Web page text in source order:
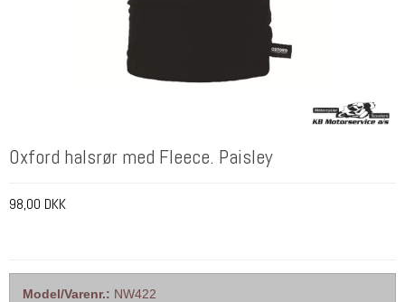
Oxford halsrør med Fleece. Paisley
98,00 DKK
Model/Varenr.: NW422